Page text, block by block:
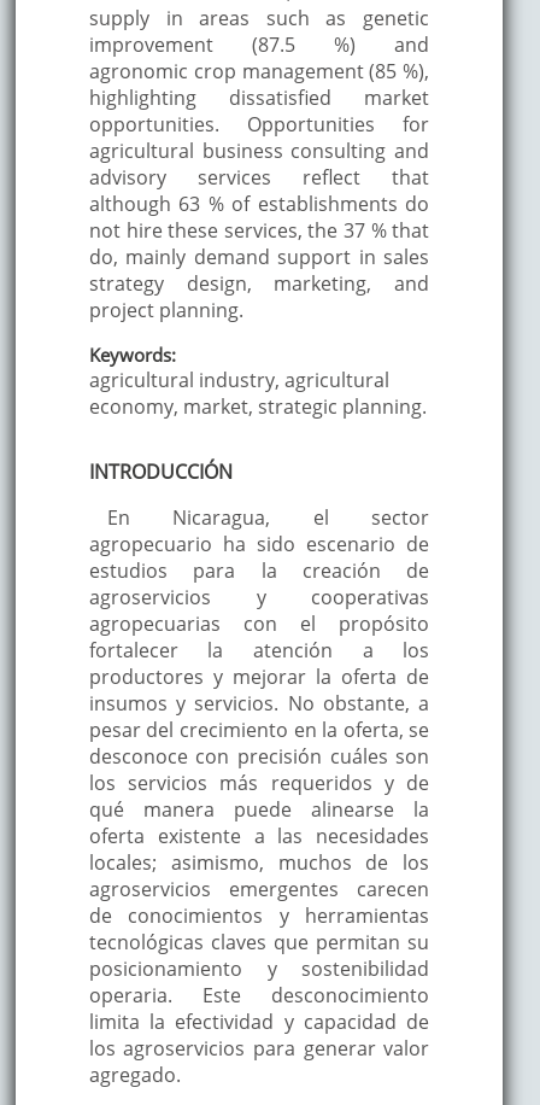
supply in areas such as genetic
improvement (87.5 %) and
agronomic crop management (85 %),
highlighting dissatisfied market
opportunities. Opportunities for
agricultural business consulting and
advisory services reflect that
although 63 % of establishments do
not hire these services, the 37 % that
do, mainly demand support in sales
strategy design, marketing, and
project planning.
Keywords:
agricultural industry, agricultural
economy, market, strategic planning.
INTRODUCCIÓN
En Nicaragua, el sector
agropecuario ha sido escenario de
estudios para la creación de
agroservicios y cooperativas
agropecuarias con el propósito
fortalecer la atención a los
productores y mejorar la oferta de
insumos y servicios. No obstante, a
pesar del crecimiento en la oferta, se
desconoce con precisión cuáles son
los servicios más requeridos y de
qué manera puede alinearse la
oferta existente a las necesidades
locales; asimismo, muchos de los
agroservicios emergentes carecen
de conocimientos y herramientas
tecnológicas claves que permitan su
posicionamiento y sostenibilidad
operaria. Este desconocimiento
limita la efectividad y capacidad de
los agroservicios para generar valor
agregado.